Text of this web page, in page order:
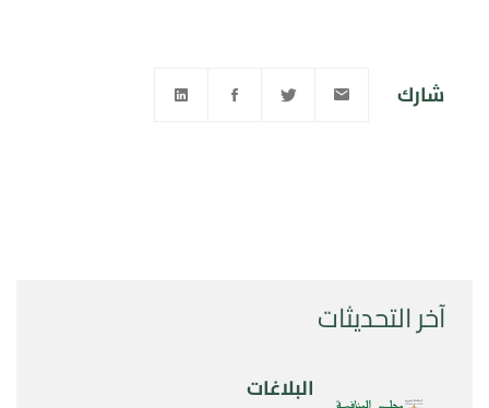
آخر التحديثات
البلاغات
شارك